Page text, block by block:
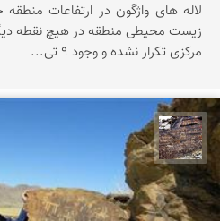
لاله های واژگون در ارتفاعات
زیست محیطی منطقه در هیچ نقطه
مرکزی تکرار نشده و وجود ۹ تی...
محمد ناصری فرد